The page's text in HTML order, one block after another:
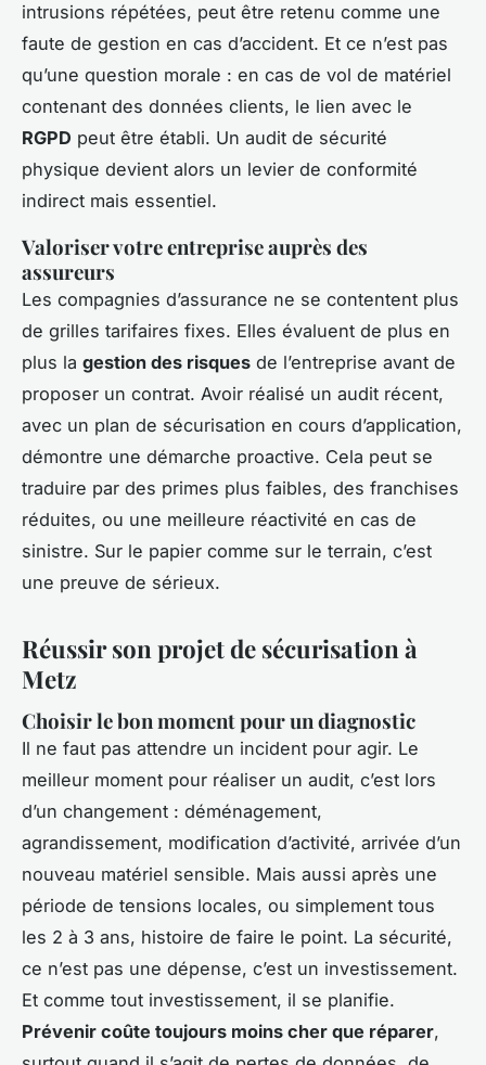
intrusions répétées, peut être retenu comme une
faute de gestion en cas d’accident. Et ce n’est pas
qu’une question morale : en cas de vol de matériel
contenant des données clients, le lien avec le
RGPD peut être établi. Un audit de sécurité
physique devient alors un levier de conformité
indirect mais essentiel.
Valoriser votre entreprise auprès des
assureurs
Les compagnies d’assurance ne se contentent plus
de grilles tarifaires fixes. Elles évaluent de plus en
plus la gestion des risques de l’entreprise avant de
proposer un contrat. Avoir réalisé un audit récent,
avec un plan de sécurisation en cours d’application,
démontre une démarche proactive. Cela peut se
traduire par des primes plus faibles, des franchises
réduites, ou une meilleure réactivité en cas de
sinistre. Sur le papier comme sur le terrain, c’est
une preuve de sérieux.
Réussir son projet de sécurisation à
Metz
Choisir le bon moment pour un diagnostic
Il ne faut pas attendre un incident pour agir. Le
meilleur moment pour réaliser un audit, c’est lors
d’un changement : déménagement,
agrandissement, modification d’activité, arrivée d’un
nouveau matériel sensible. Mais aussi après une
période de tensions locales, ou simplement tous
les 2 à 3 ans, histoire de faire le point. La sécurité,
ce n’est pas une dépense, c’est un investissement.
Et comme tout investissement, il se planifie.
Prévenir coûte toujours moins cher que réparer,